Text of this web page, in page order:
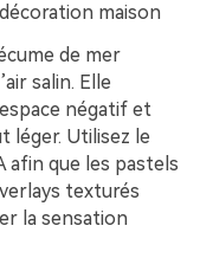
maison
de mer
salin. Elle
négatif et
léger. Utilisez le
afin que les pastels
texturés
la sensation